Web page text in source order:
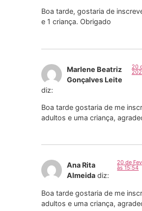
Boa tarde, gostaria de
e 1 criança. Obrigado
Marlene Beatriz
Gonçalves Leite
diz:
20
Boa tarde gostaria de me
adultos e uma criança,
Ana Rita
Almeida diz:
20 de
às 15:54
Boa tarde gostaria de me
adultos e uma criança,